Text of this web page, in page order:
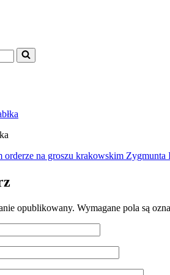
orderze na groszu krakowskim Zygmunta
opublikowany. Wymagane pola są